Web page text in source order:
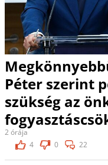
Péter szerint
szükség az
2 órája
4
0 22